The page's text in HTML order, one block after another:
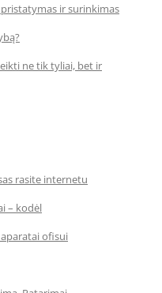
ir surinkimas
ne tik tyliai, bet ir
rasite internetu
– kodėl
ofisui